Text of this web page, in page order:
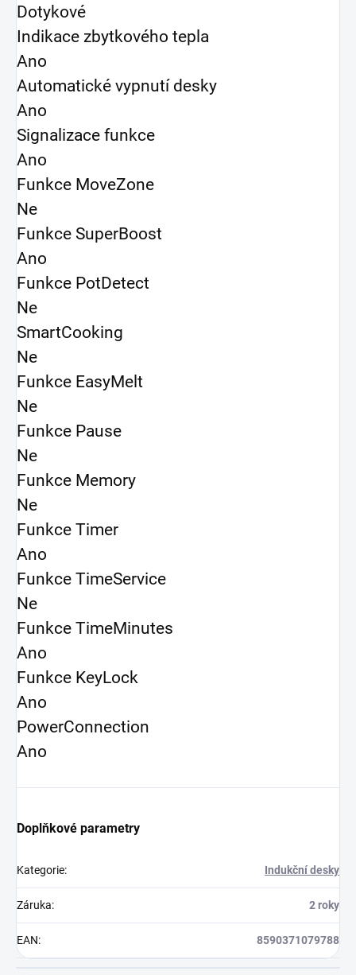
Dotykové
Indikace zbytkového tepla
Ano
Automatické vypnutí desky
Ano
Signalizace funkce
Ano
Funkce MoveZone
Ne
Funkce SuperBoost
Ano
Funkce PotDetect
Ne
SmartCooking
Ne
Funkce EasyMelt
Ne
Funkce Pause
Ne
Funkce Memory
Ne
Funkce Timer
Ano
Funkce TimeService
Ne
Funkce TimeMinutes
Ano
Funkce KeyLock
Ano
PowerConnection
Ano
Doplňkové parametry
Kategorie: Indukční desky
Záruka: 2 roky
EAN: 8590371079788